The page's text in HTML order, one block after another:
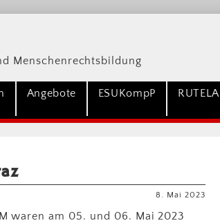
Menschenrechtsbildung
Angebote ESUKompP RUTELA
8. Mai 2023
waren am 05. und 06. Mai 2023